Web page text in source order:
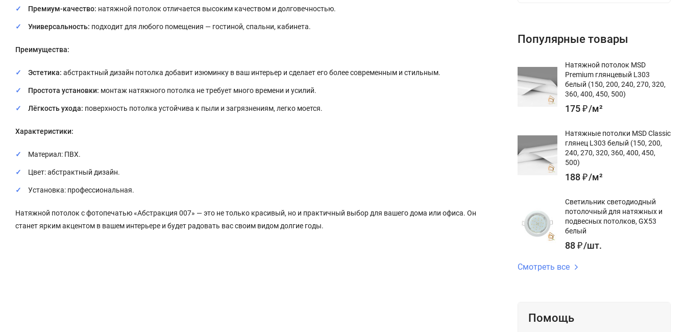
Премиум-качество: натяжной потолок отличается высоким качеством и долговечностью.
Универсальность: подходит для любого помещения — гостиной, спальни, кабинета.
Преимущества:
Эстетика: абстрактный дизайн потолка добавит изюминку в ваш интерьер и сделает его более современным и стильным.
Простота установки: монтаж натяжного потолка не требует много времени и усилий.
Лёгкость ухода: поверхность потолка устойчива к пыли и загрязнениям, легко моется.
Характеристики:
Материал: ПВХ.
Цвет: абстрактный дизайн.
Установка: профессиональная.
Натяжной потолок с фотопечатью «Абстракция 007» — это не только красивый, но и практичный выбор для вашего дома или офиса. Он
станет ярким акцентом в вашем интерьере и будет радовать вас своим видом долгие годы.
Популярные товары
Натяжной потолок MSD
Premium глянцевый L303
белый (150, 200, 240, 270, 320,
360, 400, 450, 500)
175₽/м²
Натяжные потолки MSD Classic
глянец L303 белый (150, 200,
240, 270, 320, 360, 400, 450,
500)
188₽/м²
Светильник светодиодный
потолочный для натяжных и
подвесных потолков, GX53
белый
88₽/шт.
Смотреть все
Помощь